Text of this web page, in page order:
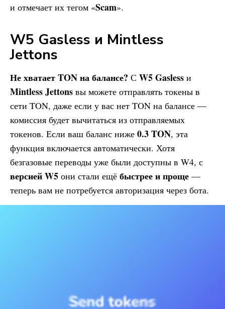
и отмечает их тегом «Scam».
W5 Gasless и Mintless
Jettons
Не хватает TON на балансе? С W5 Gasless и
Mintless Jettons вы можете отправлять токены в
сети TON, даже если у вас нет TON на балансе —
комиссия будет вычитаться из отправляемых
токенов. Если ваш баланс ниже 0.3 TON, эта
функция включается автоматически. Хотя
безгазовые переводы уже были доступны в W4, с
версией W5 они стали ещё быстрее и проще —
теперь вам не потребуется авторизация через бота.